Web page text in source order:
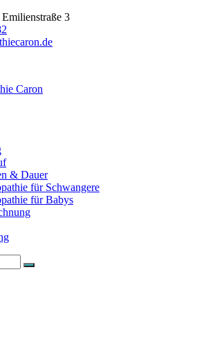
3
& Dauer
für Schwangere
für Babys
Suchen